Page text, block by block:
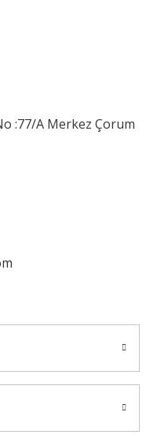
:77/A Merkez Çorum